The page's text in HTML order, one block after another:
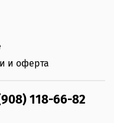
и оферта
118-66-82